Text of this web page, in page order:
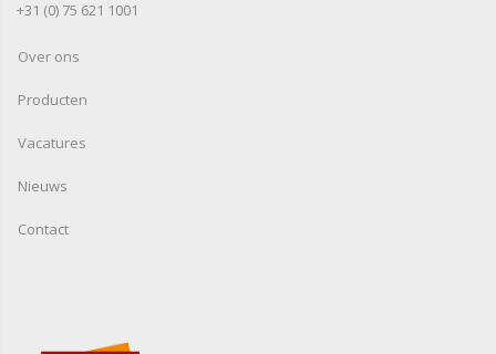
+31 (0) 75 621 1001
Over ons
Producten
Vacatures
Nieuws
Contact